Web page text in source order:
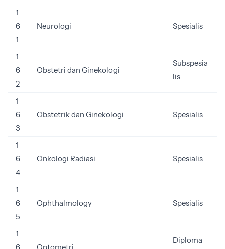
1
6
1
Neurologi Spesialis
1
6
2
Obstetri dan Ginekologi
Subspesia
lis
1
6
3
Obstetrik dan Ginekologi Spesialis
1
6
4
Onkologi Radiasi Spesialis
1
6
5
Ophthalmology Spesialis
1
Diploma